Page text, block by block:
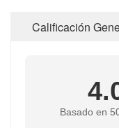
Calificación
Basado en